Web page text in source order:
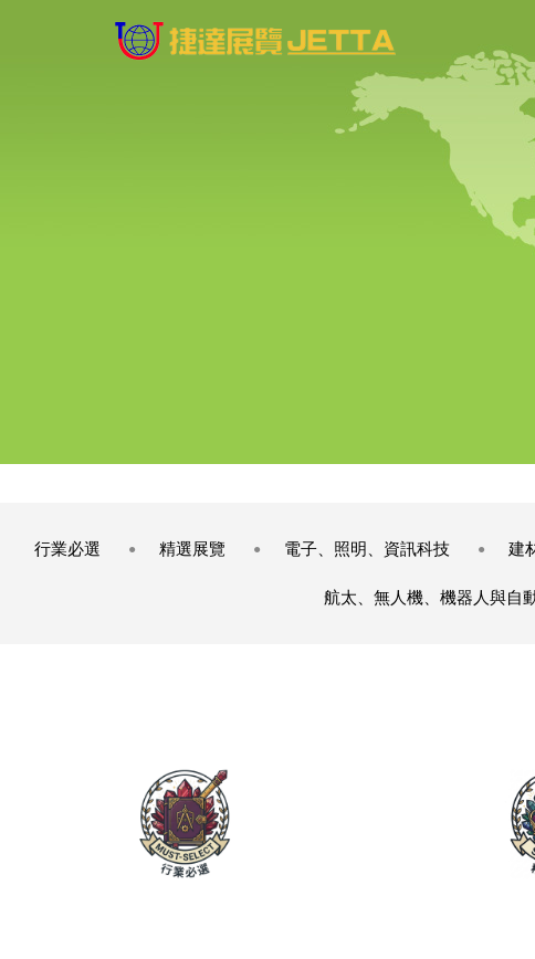
行業必選 精選展覽 電子、照明、資訊科技 建
航太、無人機、機器人與自